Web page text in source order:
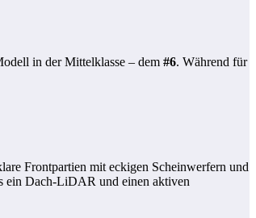
in der Mittelklasse – dem #6. Während für
Frontpartien mit eckigen Scheinwerfern und
ein Dach-LiDAR und einen aktiven